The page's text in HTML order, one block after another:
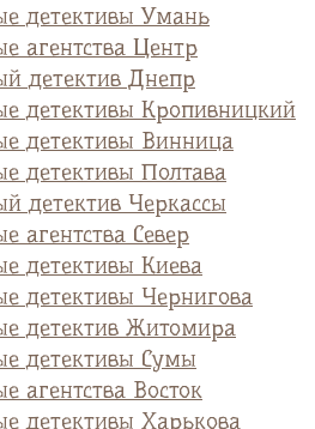
детективы Умань
агентства Центр
детектив Днепр
детективы Кропивницкий
детективы Винница
детективы Полтава
детектив Черкассы
агентства Север
детективы Киева
детективы Чернигова
детектив Житомира
детективы Сумы
агентства Восток
детективы Харькова